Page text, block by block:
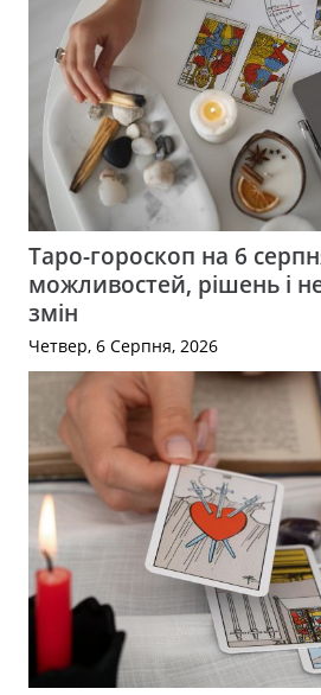
Таро-гороскоп на 6
можливостей, рішень і
змін
Четвер, 6 Серпня, 2026